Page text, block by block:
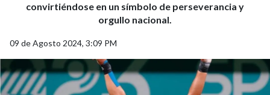
convirtiéndose en un símbolo de perseverancia y
orgullo nacional.
09 de Agosto 2024, 3:09 PM